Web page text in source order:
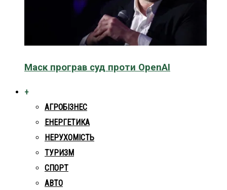
Маск програв суд проти OpenAI
+
АГРОБІЗНЕС
ЕНЕРГЕТИКА
НЕРУХОМІСТЬ
ТУРИЗМ
СПОРТ
АВТО